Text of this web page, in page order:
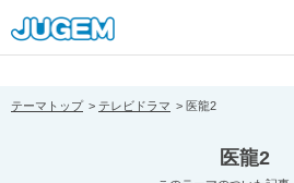
[pear_error: message="Success"
prefix="" info=""]
テーマトップ テレビドラマ 医龍2
医龍2